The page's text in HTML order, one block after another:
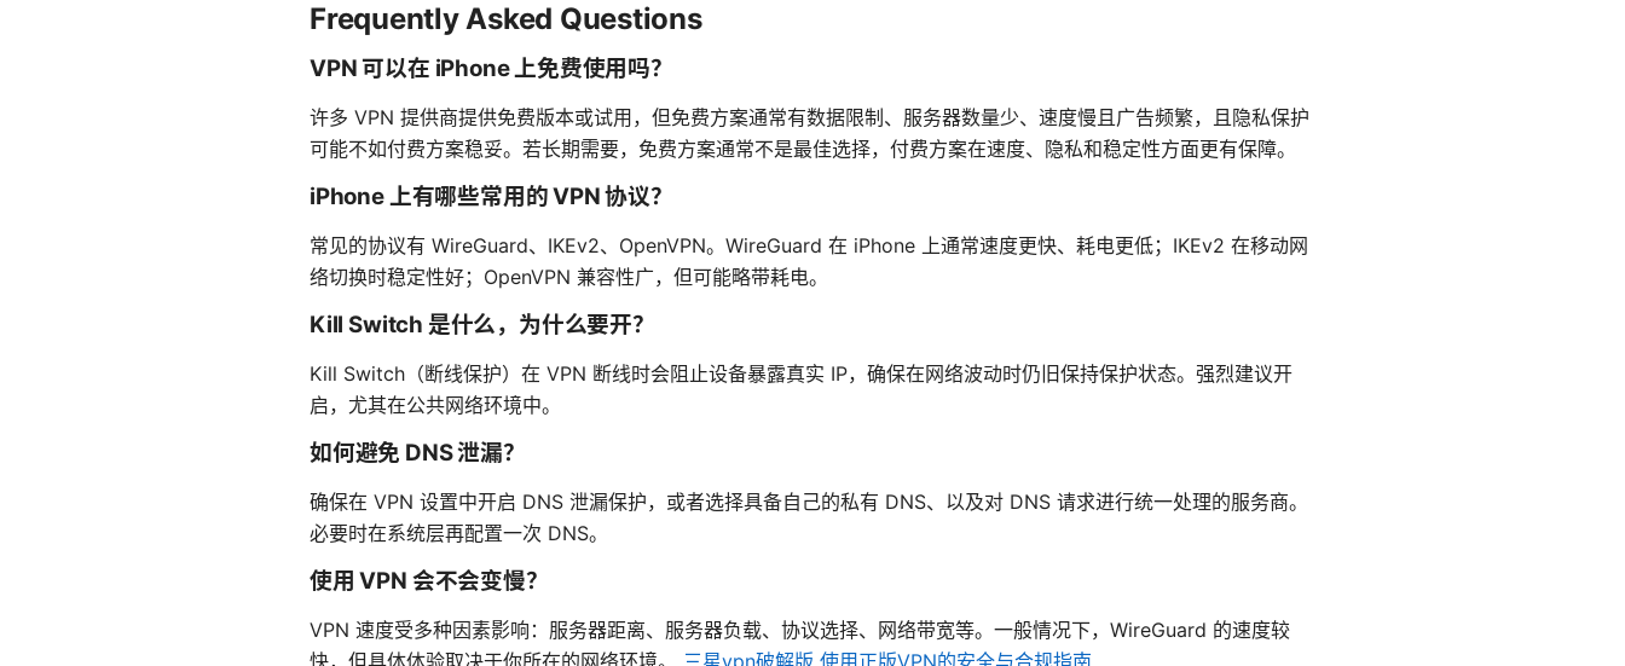
Frequently Asked Questions
VPN 可以在 iPhone 上免费使用吗？
许多 VPN 提供商提供免费版本或试用，但免费方案通常有数据限制、服务器数量少、速度慢且广告频繁，且隐私保护
可能不如付费方案稳妥。若长期需要，免费方案通常不是最佳选择，付费方案在速度、隐私和稳定性方面更有保障。
iPhone 上有哪些常用的 VPN 协议？
常见的协议有 WireGuard、IKEv2、OpenVPN。WireGuard 在 iPhone 上通常速度更快、耗电更低；IKEv2 在移动网
络切换时稳定性好；OpenVPN 兼容性广，但可能略带耗电。
Kill Switch 是什么，为什么要开？
Kill Switch（断线保护）在 VPN 断线时会阻止设备暴露真实 IP，确保在网络波动时仍旧保持保护状态。强烈建议开
启，尤其在公共网络环境中。
如何避免 DNS 泄漏？
确保在 VPN 设置中开启 DNS 泄漏保护，或者选择具备自己的私有 DNS、以及对 DNS 请求进行统一处理的服务商。
必要时在系统层再配置一次 DNS。
使用 VPN 会不会变慢？
VPN 速度受多种因素影响：服务器距离、服务器负载、协议选择、网络带宽等。一般情况下，WireGuard 的速度较